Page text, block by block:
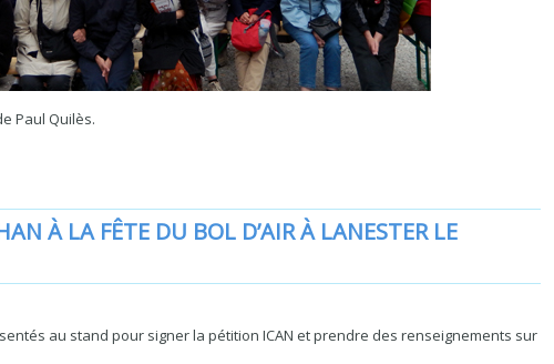
Paul Quilès.
À LA FÊTE DU BOL D’AIR À LANESTER LE
au stand pour signer la pétition ICAN et prendre des renseignements sur